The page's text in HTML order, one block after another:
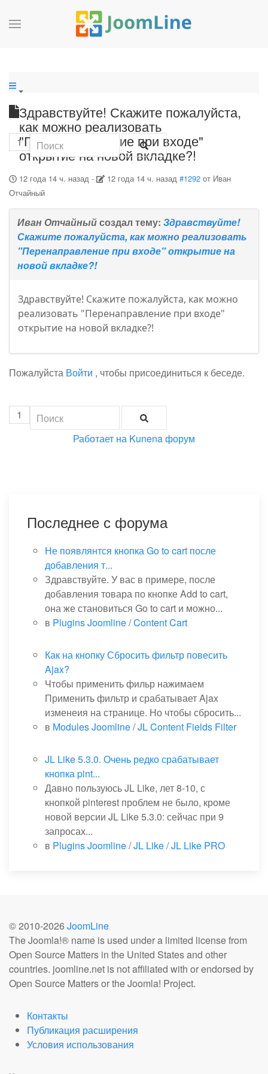
Здравствуйте! Скажите пожалуйста,
как можно реализовать
"Перенаправление при входе"
открытие на новой вкладке?!
1
12 года 14 ч. назад- 12 года 14 ч. назад #1292 от Иван
Отчайный
Иван Отчайныйсоздал тему: Здравствуйте!
Скажите пожалуйста, как можно реализовать
"Перенаправление при входе" открытие на
новой вкладке?!
Здравствуйте! Скажите пожалуйста, как можно
реализовать "Перенаправление при входе"
открытие на новой вкладке?!
Пожалуйста Войти , чтобы присоединиться к беседе.
1
Работает на Kunena форум
Последнее с форума
Не появлянтся кнопка Go to cart после
добавления т...
Здравствуйте. У вас в примере, после
добавления товара по кнопке Add to cart,
она же становиться Go to cart и можно...
в Plugins Joomline/Content Cart
Как на кнопку Сбросить фильтр повесить
Ajax?
Чтобы применить фильр нажимаем
Применить фильтр и срабатывает Ajax
изменеия на странице. Но чтобы сбросить...
в Modules Joomline/JL Content Fields Filter
JL Like 5.3.0. Очень редко срабатывает
кнопка pint...
Давно пользуюсь JL Like, лет 8-10, с
кнопкой pinterest проблем не было, кроме
новой версии JL Like 5.3.0: сейчас при 9
запросах...
в Plugins Joomline/JL Like / JL Like PRO
© 2010-2026 JoomLine
The Joomla!® name is used under a limited license from
Open Source Matters in the United States and other
countries. joomline.net is not affiliated with or endorsed by
Open Source Matters or the Joomla! Project.
Контакты
Публикация расширения
Условия использования